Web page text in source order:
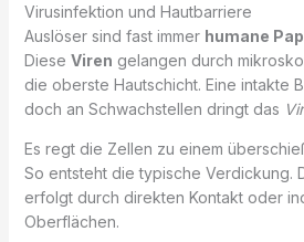
Virusinfektion und Hautbarriere
Auslöser sind fast immer humane
Diese Viren gelangen durch
die oberste Hautschicht. Eine intakte
doch an Schwachstellen dringt das
Es regt die Zellen zu einem
So entsteht die typische Verdickung.
erfolgt durch direkten Kontakt oder
Oberflächen.